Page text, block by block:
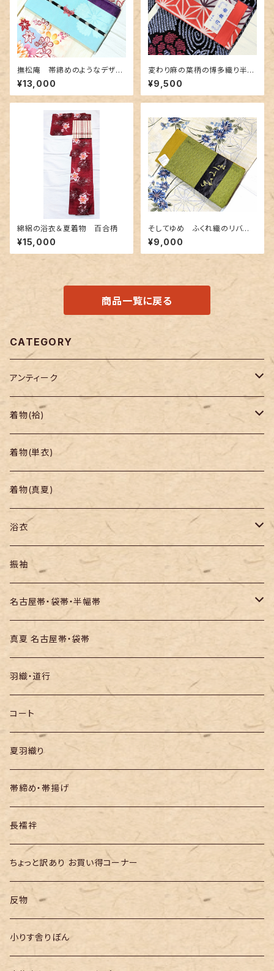
撫松庵 帯締めのようなデザイ
ン半幅帯 水色&紫色
¥13,000
変わり麻の葉柄の博多織り半幅
帯 未使用品
¥9,500
綿絽の浴衣＆夏着物 百合柄
¥15,000
そしてゆめ ふくれ織のリバー
シブル半幅帯 抹茶色×金茶色
¥9,000
商品一覧に戻る
CATEGORY
アンティーク
着物
帯
羽織り・道行
着物(袷)
小紋
色無地・江戸小紋
紬
訪問着・付下
お召し
着物(単衣)
着物(真夏)
浴衣
セオα・ポリ
木綿・綿麻
絞りの浴衣
振袖
名古屋帯・袋帯・半幅帯
名古屋帯
袋帯
半幅帯
真夏 名古屋帯・袋帯
羽織・道行
コート
夏羽織り
帯締め・帯揚げ
長襦袢
ちょっと訳あり お買い得コーナー
反物
小りす舎りぼん